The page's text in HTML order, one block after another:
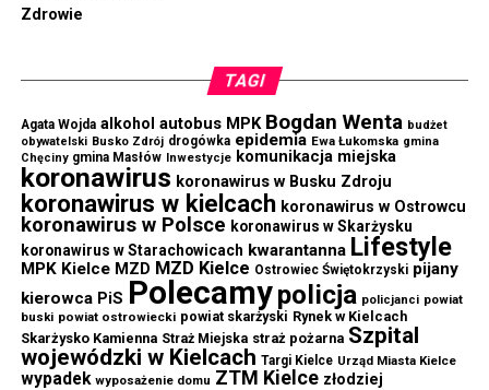
Zdrowie
TAGI
Agata Wojda alkohol autobus MPK Bogdan Wenta budżet
obywatelski Busko Zdrój drogówka epidemia Ewa Łukomska gmina
Chęciny gmina Masłów Inwestycje komunikacja miejska
koronawirus koronawirus w Busku Zdroju
koronawirus w kielcach koronawirus w Ostrowcu
koronawirus w Polsce koronawirus w Skarżysku
koronawirus w Starachowicach kwarantanna Lifestyle
MPK Kielce MZD MZD Kielce Ostrowiec Świętokrzyski pijany
kierowca PiS Polecamypolicja policjanci powiat
buski powiat ostrowiecki powiat skarżyski Rynek w Kielcach
Skarżysko Kamienna Straż Miejska straż pożarna Szpital
wojewódzki w Kielcach Targi Kielce Urząd Miasta Kielce
wypadek wyposażenie domu ZTM Kielce złodziej